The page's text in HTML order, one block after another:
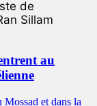
de
Sillam
au